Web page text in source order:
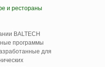
и рестораны
BALTECH
программы
для